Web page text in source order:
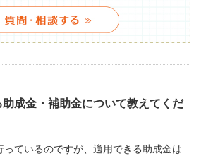
成金・補助金について教えてくだ
っているのですが、適用できる助成金は